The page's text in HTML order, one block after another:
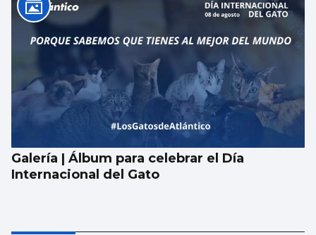
Galería | Álbum para celebrar el Día
Internacional del Gato